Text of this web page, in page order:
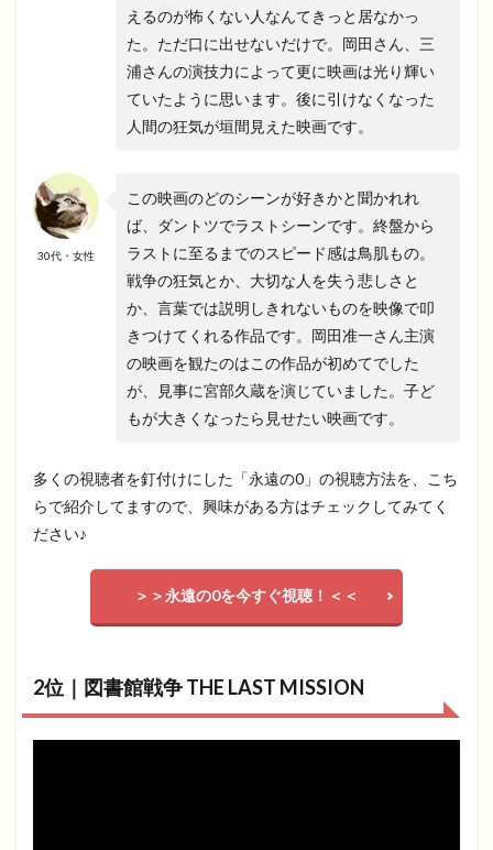
えるのが怖くない人なんてきっと居なかっ
た。ただ口に出せないだけで。岡田さん、三
浦さんの演技力によって更に映画は光り輝い
ていたように思います。後に引けなくなった
人間の狂気が垣間見えた映画です。
30代・女性
この映画のどのシーンが好きかと聞かれれ
ば、ダントツでラストシーンです。終盤から
ラストに至るまでのスピード感は鳥肌もの。
戦争の狂気とか、大切な人を失う悲しさと
か、言葉では説明しきれないものを映像で叩
きつけてくれる作品です。岡田准一さん主演
の映画を観たのはこの作品が初めてでした
が、見事に宮部久蔵を演じていました。子ど
もが大きくなったら見せたい映画です。
多くの視聴者を釘付けにした「永遠の0」の視聴方法を、こち
らで紹介してますので、興味がある方はチェックしてみてく
ださい♪
＞＞永遠の0を今すぐ視聴！＜＜
2位｜図書館戦争 THE LAST MISSION